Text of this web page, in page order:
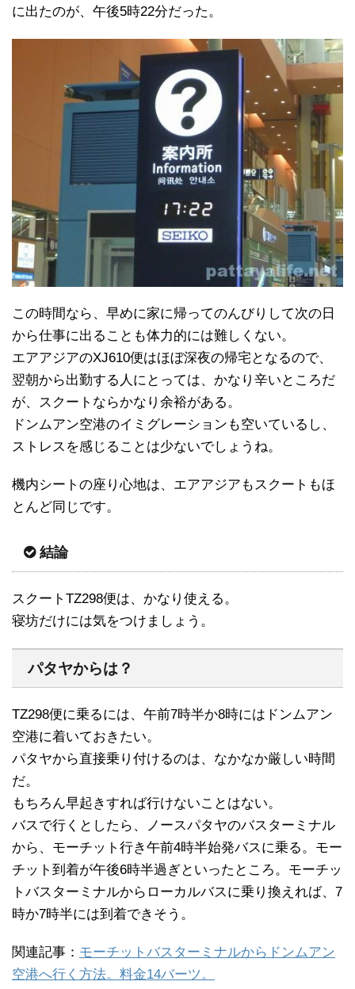
に出たのが、午後5時22分だった。
この時間なら、早めに家に帰ってのんびりして次の日
から仕事に出ることも体力的には難しくない。
エアアジアのXJ610便はほぼ深夜の帰宅となるので、
翌朝から出勤する人にとっては、かなり辛いところだ
が、スクートならかなり余裕がある。
ドンムアン空港のイミグレーションも空いているし、
ストレスを感じることは少ないでしょうね。
機内シートの座り心地は、エアアジアもスクートもほ
とんど同じです。
結論
スクートTZ298便は、かなり使える。
寝坊だけには気をつけましょう。
パタヤからは？
TZ298便に乗るには、午前7時半か8時にはドンムアン
空港に着いておきたい。
パタヤから直接乗り付けるのは、なかなか厳しい時間
だ。
もちろん早起きすれば行けないことはない。
バスで行くとしたら、ノースパタヤのバスターミナル
から、モーチット行き午前4時半始発バスに乗る。モー
チット到着が午後6時半過ぎといったところ。モーチッ
トバスターミナルからローカルバスに乗り換えれば、7
時か7時半には到着できそう。
関連記事： モーチットバスターミナルからドンムアン
空港へ行く方法。料金14バーツ。